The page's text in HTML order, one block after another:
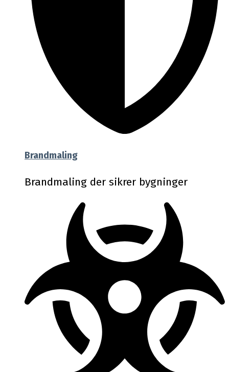
Brandmaling
Brandmaling der sikrer bygninger